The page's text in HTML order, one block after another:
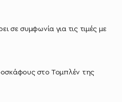
σε συμφωνία για τις τιμές με
στο Τομπλέν της